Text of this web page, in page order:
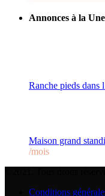
Annonces à la Une
Ranche pieds dans
Maison grand
/mois
Conditions